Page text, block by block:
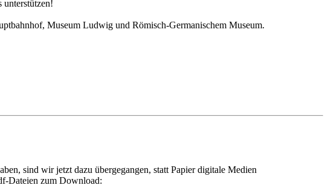
Museum Ludwig und Römisch-Germanischem Museum.
sind wir jetzt dazu übergegangen, statt Papier digitale Medien
Dateien zum Download: